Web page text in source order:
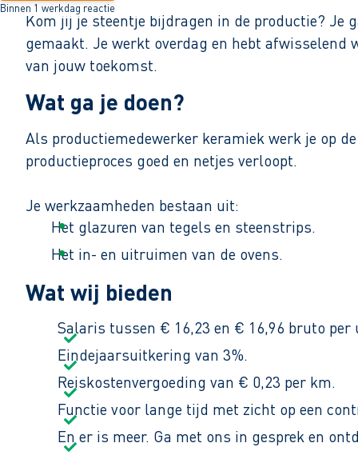
Binnen 1 werkdag reactie
Kom jij je steentje bijdragen in de productie? Je
gemaakt. Je werkt overdag en hebt afwisselend
van jouw toekomst.
Wat ga je doen?
Als productiemedewerker keramiek werk je op
productieproces goed en netjes verloopt.
Je werkzaamheden bestaan uit:
Het glazuren van tegels en steenstrips.
Het in- en uitruimen van de ovens.
Het controleren van de kwaliteit van de
Wat wij bieden
Salaris tussen € 16,23 en € 16,96 bruto
Eindejaarsuitkering van 3%.
Reiskostenvergoeding van € 0,23 per km.
Functie voor lange tijd met zicht op een
En er is meer. Ga met ons in gesprek en